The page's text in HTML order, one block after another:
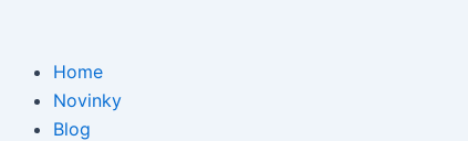
obsah
Home
Novinky
Blog